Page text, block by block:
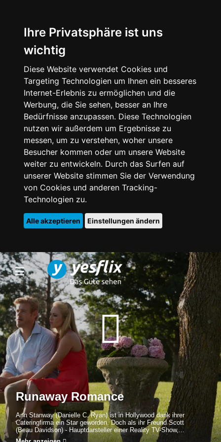
Ihre Privatsphäre ist uns
wichtig
Diese Website verwendet Cookies und
Targeting Technologien um Ihnen ein besseres
Internet-Erlebnis zu ermöglichen und die
Werbung, die Sie sehen, besser an Ihre
Bedürfnisse anzupassen. Diese Technologien
nutzen wir außerdem um Ergebnisse zu
messen, um zu verstehen, woher unsere
Besucher kommen oder um unsere Website
weiter zu entwickeln. Durch das Surfen auf
unserer Website stimmen Sie der Verwendung
von Cookies und anderen Tracking-
Technologien zu.
Alle akzeptieren Einstellungen ändern
Runaway Romance
Ann Stanway (Danielle C. Ryan) ist in Hollywood dank ihrer
Cateringfirma ein Star geworden. Doch als ihr Freund Scott
(Beau Davidson) - Hauptdarsteller einer Reality TV-Show,...